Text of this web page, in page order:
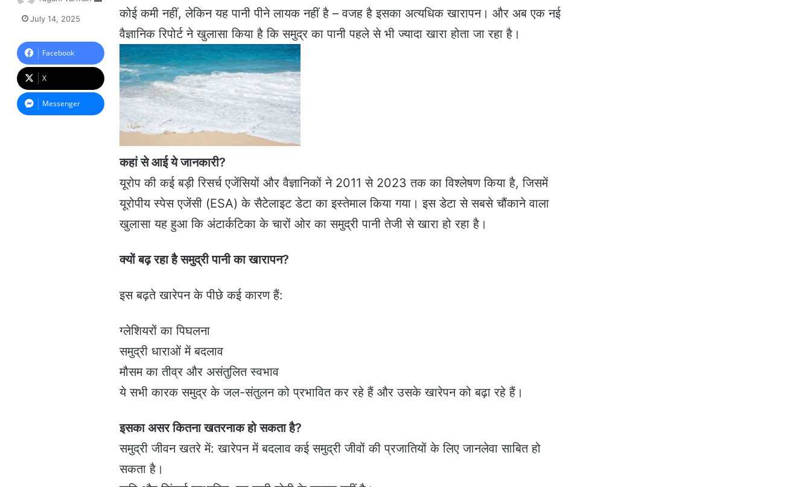
कोई कमी नहीं, लेकिन यह पानी पीने लायक नहीं है – वजह है इसका अत्यधिक खारापन। और अब एक नई
वैज्ञानिक रिपोर्ट ने खुलासा किया है कि समुद्र का पानी पहले से भी ज्यादा खारा होता जा रहा है।
कहां से आई ये जानकारी?
यूरोप की कई बड़ी रिसर्च एजेंसियों और वैज्ञानिकों ने 2011 से 2023 तक का विश्लेषण किया है, जिसमें
यूरोपीय स्पेस एजेंसी (ESA) के सैटेलाइट डेटा का इस्तेमाल किया गया। इस डेटा से सबसे चौंकाने वाला
खुलासा यह हुआ कि अंटार्कटिका के चारों ओर का समुद्री पानी तेजी से खारा हो रहा है।
क्यों बढ़ रहा है समुद्री पानी का खारापन?
इस बढ़ते खारेपन के पीछे कई कारण हैं:
ग्लेशियरों का पिघलना
समुद्री धाराओं में बदलाव
मौसम का तीव्र और असंतुलित स्वभाव
ये सभी कारक समुद्र के जल-संतुलन को प्रभावित कर रहे हैं और उसके खारेपन को बढ़ा रहे हैं।
इसका असर कितना खतरनाक हो सकता है?
समुद्री जीवन खतरे में: खारेपन में बदलाव कई समुद्री जीवों की प्रजातियों के लिए जानलेवा साबित हो
सकता है।
a
n
e
m
a
i
July 14, 2025
Facebook
X
Messenger